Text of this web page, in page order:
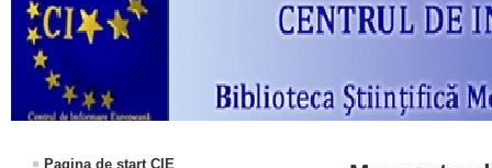
Pagina de start CIE